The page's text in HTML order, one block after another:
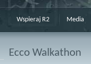
Wspieraj R2 Media
Ecco Walkathon